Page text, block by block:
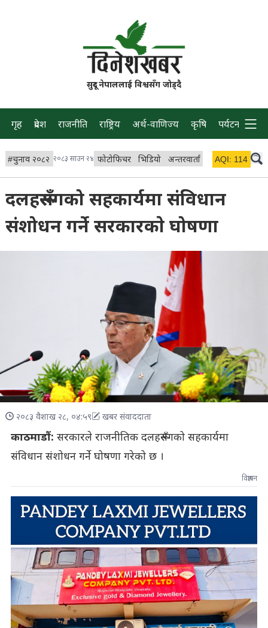
सुदूर नेपाललाई विश्वसँग जोड्दै
गृह प्रदेश राजनीति राष्ट्रिय अर्थ-वाणिज्य कृषि पर्यटन प्रवास
#चुनाव २०८२ २०८३ साउन २४ फोटोफिचर भिडियो अन्तरवार्ता विचार/ब्लग
AQI: 114
दलहरूसँगको सहकार्यमा संविधान
संशोधन गर्ने सरकारकाे घोषणा
२०८३ वैशाख २८, ०४:५९ खबर संवाददाता
काठमाडौं: सरकारले राजनीतिक दलहरूसँगको सहकार्यमा
संविधान संशोधन गर्ने घोषणा गरेको छ ।
विज्ञापन